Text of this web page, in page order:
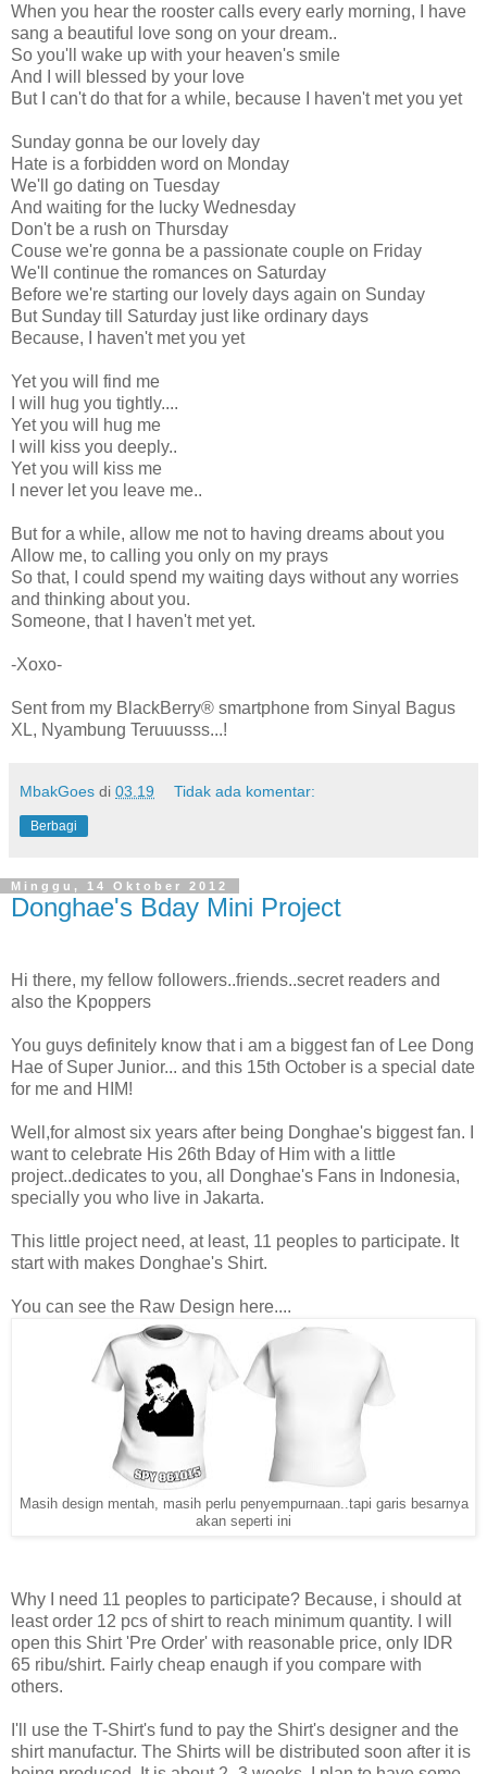
When you hear the rooster calls every early morning, I have
sang a beautiful love song on your dream..
So you'll wake up with your heaven's smile
And I will blessed by your love
But I can't do that for a while, because I haven't met you yet
Sunday gonna be our lovely day
Hate is a forbidden word on Monday
We'll go dating on Tuesday
And waiting for the lucky Wednesday
Don't be a rush on Thursday
Couse we're gonna be a passionate couple on Friday
We'll continue the romances on Saturday
Before we're starting our lovely days again on Sunday
But Sunday till Saturday just like ordinary days
Because, I haven't met you yet
Yet you will find me
I will hug you tightly....
Yet you will hug me
I will kiss you deeply..
Yet you will kiss me
I never let you leave me..
But for a while, allow me not to having dreams about you
Allow me, to calling you only on my prays
So that, I could spend my waiting days without any worries
and thinking about you.
Someone, that I haven't met yet.
-Xoxo-
Sent from my BlackBerry® smartphone from Sinyal Bagus
XL, Nyambung Teruuusss...!
MbakGoes di 03.19 Tidak ada komentar:
Berbagi
Minggu, 14 Oktober 2012
Donghae's Bday Mini Project
Hi there, my fellow followers..friends..secret readers and
also the Kpoppers
You guys definitely know that i am a biggest fan of Lee Dong
Hae of Super Junior... and this 15th October is a special date
for me and HIM!
Well,for almost six years after being Donghae's biggest fan. I
want to celebrate His 26th Bday of Him with a little
project..dedicates to you, all Donghae's Fans in Indonesia,
specially you who live in Jakarta.
This little project need, at least, 11 peoples to participate. It
start with makes Donghae's Shirt.
You can see the Raw Design here....
Masih design mentah, masih perlu penyempurnaan..tapi garis besarnya
akan seperti ini
Why I need 11 peoples to participate? Because, i should at
least order 12 pcs of shirt to reach minimum quantity. I will
open this Shirt 'Pre Order' with reasonable price, only IDR
65 ribu/shirt. Fairly cheap enaugh if you compare with
others.
I'll use the T-Shirt's fund to pay the Shirt's designer and the
shirt manufactur. The Shirts will be distributed soon after it is